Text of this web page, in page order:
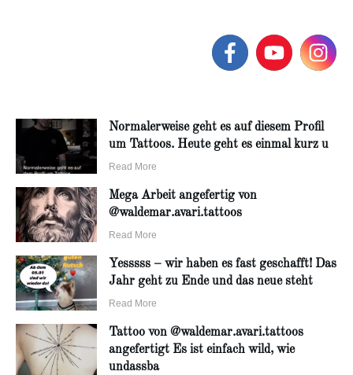
Normalerweise geht es auf diesem Profil
um Tattoos. Heute geht es einmal kurz u
Read More
Mega Arbeit angefertig von
@waldemar.avari.tattoos
Read More
Yesssss – wir haben es fast geschafft! Das
Jahr geht zu Ende und das neue steht
Read More
Tattoo von @waldemar.avari.tattoos
angefertigt Es ist einfach wild, wie
undassba